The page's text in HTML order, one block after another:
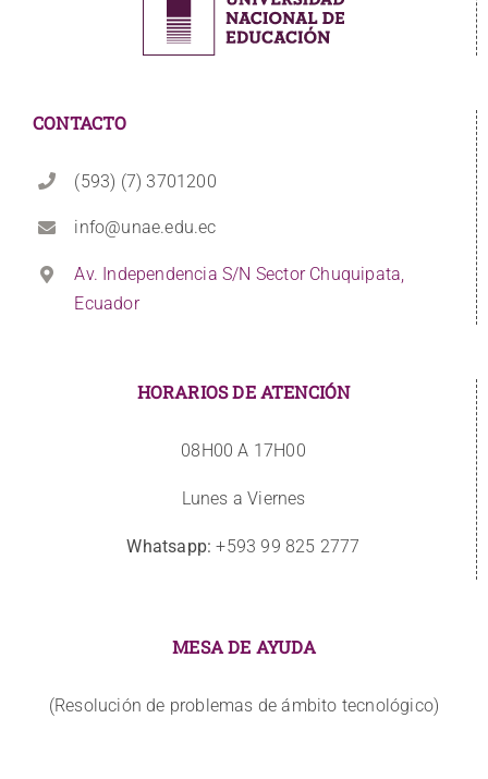
CONTACTO
(593) (7) 3701200
info@unae.edu.ec
Av. Independencia S/N Sector Chuquipata,
Ecuador
HORARIOS DE ATENCIÓN
08H00 A 17H00
Lunes a Viernes
Whatsapp: +593 99 825 2777
MESA DE AYUDA
(Resolución de problemas de ámbito tecnológico)